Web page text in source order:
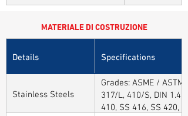
MATERIALE DI COSTRUZIONE
Details Specifications
Stainless Steels
Grades: ASME /
317/L, 410/S, DIN
410, SS 416, SS 420,